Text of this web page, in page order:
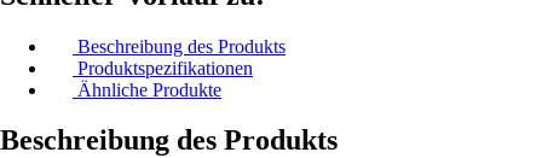
Beschreibung des Produkts
Produktspezifikationen
Ähnliche Produkte
Beschreibung des Produkts